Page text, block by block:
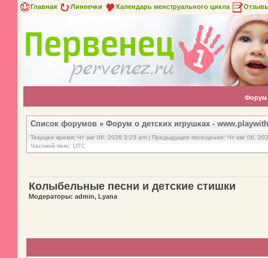
Главная Линеечки Календарь менструального цикла
Форум
Список форумов » Форум о детских игрушках -
Текущее время: Чт авг 06, 2026 3:23 am | Предыдущее посещение: Чт авг 06,
Часовой пояс: UTC
Колыбельные песни и детские стишки
Модераторы: admin, Lyana